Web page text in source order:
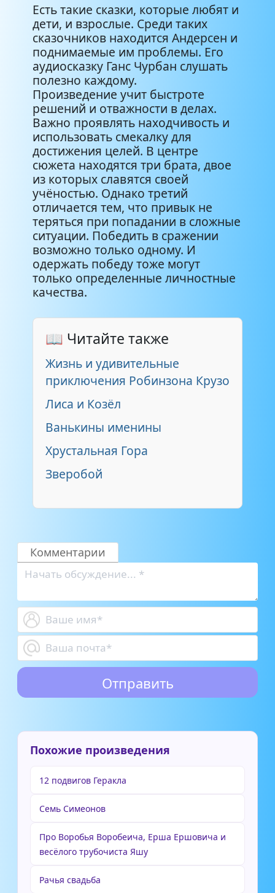
Есть такие сказки, которые любят и
дети, и взрослые. Среди таких
сказочников находится Андерсен и
поднимаемые им проблемы. Его
аудиосказку Ганс Чурбан слушать
полезно каждому.
Произведение учит быстроте
решений и отважности в делах.
Важно проявлять находчивость и
использовать смекалку для
достижения целей. В центре
сюжета находятся три брата, двое
из которых славятся своей
учёностью. Однако третий
отличается тем, что привык не
теряться при попадании в сложные
ситуации. Победить в сражении
возможно только одному. И
одержать победу тоже могут
только определенные личностные
качества.
📖 Читайте также
Жизнь и удивительные
приключения Робинзона Крузо
Лиса и Козёл
Ванькины именины
Хрустальная Гора
Зверобой
Комментарии
Похожие произведения
12 подвигов Геракла
Семь Симеонов
Про Воробья Воробеича, Ерша Ершовича и
весёлого трубочиста Яшу
Рачья свадьба